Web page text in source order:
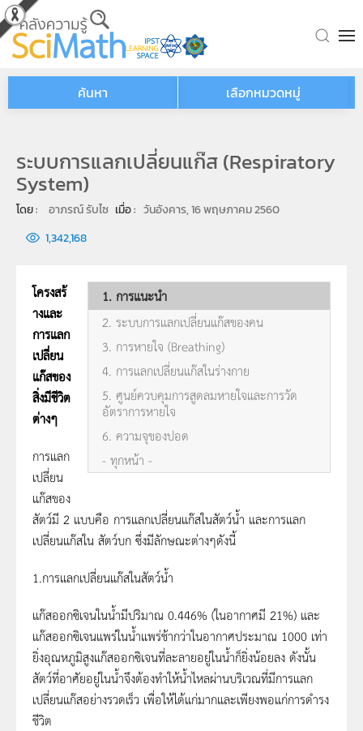
Skip to main content
ค้นหา เลือกหมวดหมู่
ระบบการแลกเปลี่ยนแก๊ส (Respiratory
System)
โดย : อาภรณ์ รับไซ เมื่อ : วันอังคาร, 16 พฤษภาคม 2560
1,342,168
1. การแนะนำ
2. ระบบการแลกเปลี่ยนแก๊สของคน
3. การหายใจ (Breathing)
4. การแลกเปลี่ยนแก๊สในร่างกาย
5. ศูนย์ควบคุมการสูดลมหายใจและการวัด
อัตราการหายใจ
6. ความจุของปอด
- ทุกหน้า -
โครงสร้
างและ
การแลก
เปลี่ยน
แก๊สของ
สิ่งมีชีวิต
ต่างๆ
การแลก
เปลี่ยน
แก๊สของ
สัตว์มี 2 แบบคือ การแลกเปลี่ยนแก๊สในสัตว์น้ำ และการแลก
เปลี่ยนแก๊สใน สัตว์บก ซึ่งมีลักษณะต่างๆดังนี้
1.การแลกเปลี่ยนแก๊สในสัตว์น้ำ
แก๊สออกซิเจนในน้ำมีปริมาณ 0.446% (ในอากาศมี 21%) และ
แก๊สออกซิเจนแพร่ในน้ำแพร่ช้ากว่าในอากาศประมาณ 1000 เท่า
ยิ่งอุณหภูมิสูงแก๊สออกซิเจนที่ละลายอยู่ในน้ำก็ยิ่งน้อยลง ดังนั้น
สัตว์ที่อาศัยอยู่ในน้ำจึงต้องทำให้น้ำไหลผ่านบริเวณที่มีการแลก
เปลี่ยนแก๊สอย่างรวดเร็ว เพื่อให้ได้แก่มากและเพียงพอแก่การดำรง
ชีวิต